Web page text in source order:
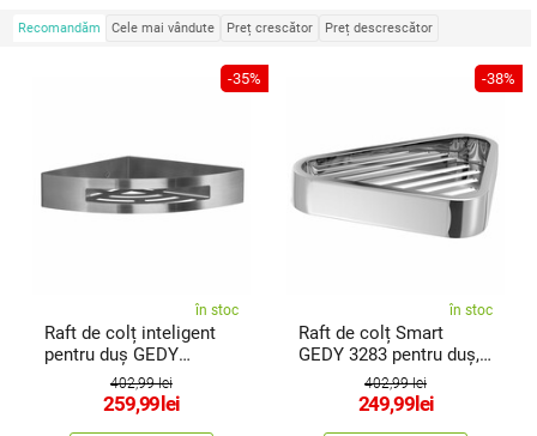
Recomandăm Cele mai vândute Preț crescător Preț descrescător
-35%
în stoc
Raft de colț inteligent
pentru duș GEDY
247938 ,21 x 4,5 x 21
cm, oțel inoxidabil mat
402,99 lei
259,99 lei
-38%
în stoc
Raft de colț Smart
GEDY 3283 pentru duș,
17 x 3 x17 cm, argintiu
402,99 lei
249,99 lei